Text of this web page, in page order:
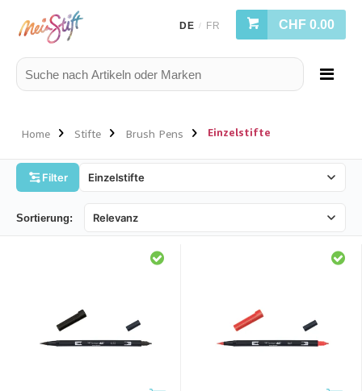
DE / FR CHF 0.00
Home Stifte Brush Pens Einzelstifte
Filter
Sortierung: